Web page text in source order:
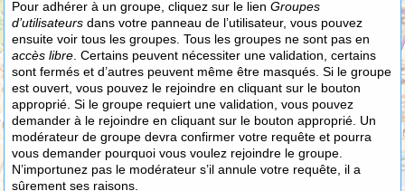
Pour adhérer à un groupe, cliquez sur le lien Groupes
d’utilisateurs dans votre panneau de l’utilisateur, vous pouvez
ensuite voir tous les groupes. Tous les groupes ne sont pas en
accès libre . Certains peuvent nécessiter une validation, certains
sont fermés et d’autres peuvent même être masqués. Si le groupe
est ouvert, vous pouvez le rejoindre en cliquant sur le bouton
approprié. Si le groupe requiert une validation, vous pouvez
demander à le rejoindre en cliquant sur le bouton approprié. Un
modérateur de groupe devra confirmer votre requête et pourra
vous demander pourquoi vous voulez rejoindre le groupe.
N’importunez pas le modérateur s’il annule votre requête, il a
sûrement ses raisons.